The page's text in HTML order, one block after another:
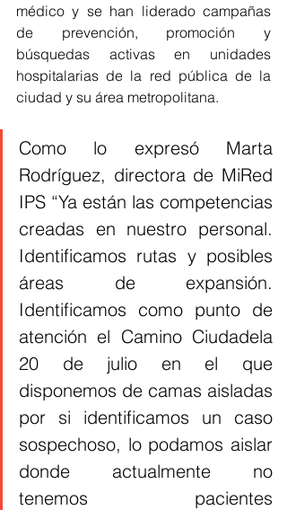
médico y se han liderado campañas
de prevención, promoción y
búsquedas activas en unidades
hospitalarias de la red pública de la
ciudad y su área metropolitana.
Como lo expresó Marta
Rodríguez, directora de MiRed
IPS “Ya están las competencias
creadas en nuestro personal.
Identificamos rutas y posibles
áreas de expansión.
Identificamos como punto de
atención el Camino Ciudadela
20 de julio en el que
disponemos de camas aisladas
por si identificamos un caso
sospechoso, lo podamos aislar
donde actualmente no
tenemos pacientes